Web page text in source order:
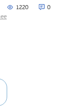
1220 0